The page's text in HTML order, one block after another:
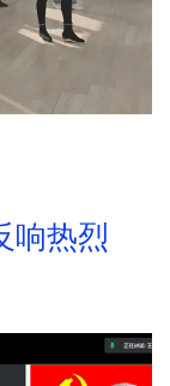
响热烈